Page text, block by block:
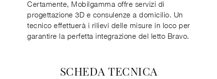
Certamente, Mobilgamma offre servizi di
progettazione 3D e consulenze a domicilio. Un
tecnico effettuerà i rilievi delle misure in loco per
garantire la perfetta integrazione del letto Bravo.
SCHEDA TECNICA